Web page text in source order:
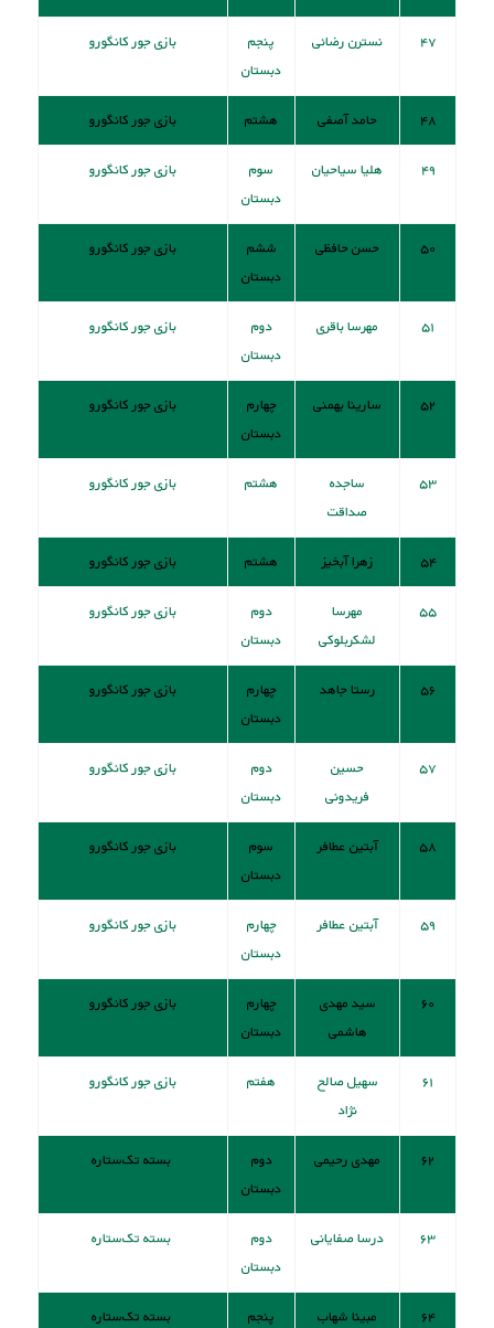
۴۷ نسترن رضائی
پنجم
دبستان
بازی جور کانگورو
۴۸ حامد آصفی هشتم بازی جور کانگورو
۴۹ هلیا سیاحیان
سوم
دبستان
بازی جور کانگورو
۵۰ حسن حافظی
ششم
دبستان
بازی جور کانگورو
۵۱ مهرسا باقری
دوم
دبستان
بازی جور کانگورو
۵۲ سارینا بهمنی
چهارم
دبستان
بازی جور کانگورو
۵۳
ساجده
صداقت
هشتم بازی جور کانگورو
۵۴ زهرا آبخیز هشتم بازی جور کانگورو
۵۵
مهرسا
لشکربلوکی
دوم
دبستان
بازی جور کانگورو
۵۶ رستا جاهد
چهارم
دبستان
بازی جور کانگورو
۵۷
حسین
فریدونی
دوم
دبستان
بازی جور کانگورو
۵۸ آبتین عطافر
سوم
دبستان
بازی جور کانگورو
۵۹ آبتین عطافر
چهارم
دبستان
بازی جور کانگورو
۶۰
سید مهدی
هاشمی
چهارم
دبستان
بازی جور کانگورو
۶۱
سهیل صالح
نژاد
هفتم بازی جور کانگورو
۶۲ مهدی رحیمی
دوم
دبستان
بسته تک‌ستاره
۶۳ درسا صفایانی
دوم
دبستان
بسته تک‌ستاره
۶۴
مبینا شهاب
پنجم
بسته تک‌ستاره